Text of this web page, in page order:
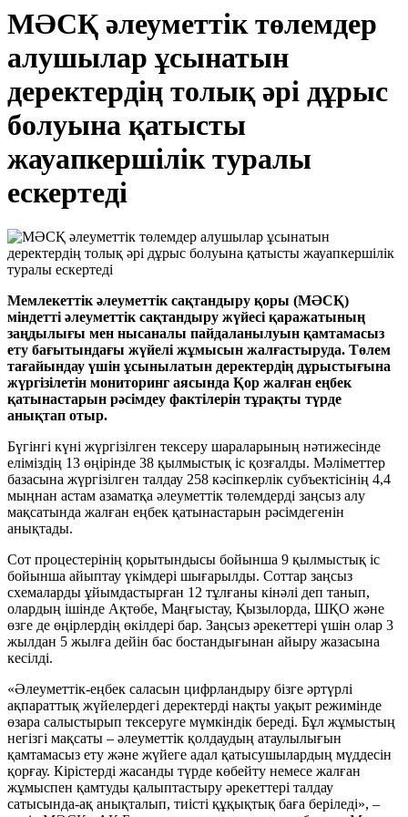
МӘСҚ әлеуметтік төлемдер
алушылар ұсынатын
деректердің толық әрі дұрыс
болуына қатысты
жауапкершілік туралы
ескертеді
Мемлекеттік әлеуметтік сақтандыру қоры (МӘСҚ)
міндетті әлеуметтік сақтандыру жүйесі қаражатының
заңдылығы мен нысаналы пайдаланылуын қамтамасыз
ету бағытындағы жүйелі жұмысын жалғастыруда. Төлем
тағайындау үшін ұсынылатын деректердің дұрыстығына
жүргізілетін мониторинг аясында Қор жалған еңбек
қатынастарын рәсімдеу фактілерін тұрақты түрде
анықтап отыр.
Бүгінгі күні жүргізілген тексеру шараларының нәтижесінде
еліміздің 13 өңірінде 38 қылмыстық іс қозғалды. Мәліметтер
базасына жүргізілген талдау 258 кәсіпкерлік субъектісінің 4,4
мыңнан астам азаматқа әлеуметтік төлемдерді заңсыз алу
мақсатында жалған еңбек қатынастарын рәсімдегенін
анықтады.
Сот процестерінің қорытындысы бойынша 9 қылмыстық іс
бойынша айыптау үкімдері шығарылды. Соттар заңсыз
схемаларды ұйымдастырған 12 тұлғаны кінәлі деп танып,
олардың ішінде Ақтөбе, Маңғыстау, Қызылорда, ШҚО және
өзге де өңірлердің өкілдері бар. Заңсыз әрекеттері үшін олар 3
жылдан 5 жылға дейін бас бостандығынан айыру жазасына
кесілді.
«Әлеуметтік-еңбек саласын цифрландыру бізге әртүрлі
ақпараттық жүйелердегі деректерді нақты уақыт режимінде
өзара салыстырып тексеруге мүмкіндік береді. Бұл жұмыстың
негізгі мақсаты – әлеуметтік қолдаудың атаулылығын
қамтамасыз ету және жүйеге адал қатысушылардың мүддесін
қорғау. Кірістерді жасанды түрде көбейту немесе жалған
жұмыспен қамтуды қалыптастыру әрекеттері талдау
сатысында-ақ анықталып, тиісті құқықтық баға беріледі», –